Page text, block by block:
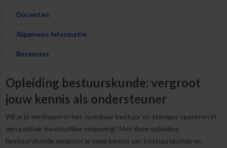
Docenten
Algemene Informatie
Recensies
Opleiding bestuurskunde: vergroot
jouw kennis als ondersteuner
Wil je je verdiepen in het openbaar bestuur en steviger opereren in
een politiek-bestuurlijke omgeving? Met deze opleiding
Bestuurskunde vergroot je jouw kennis van bestuurskunde en